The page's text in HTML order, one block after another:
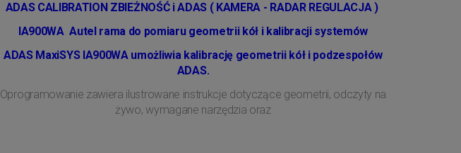
ADAS CALIBRATION ZBIEŻNOŚĆ i ADAS ( KAMERA - RADAR REGULACJA )
IA900WA Autel rama do pomiaru geometrii kół i kalibracji systemów
ADAS MaxiSYS IA900WA umożliwia kalibrację geometrii kół i podzespołów
ADAS.
Oprogramowanie zawiera ilustrowane instrukcje dotyczące geometrii, odczyty na
żywo, wymagane narzędzia oraz